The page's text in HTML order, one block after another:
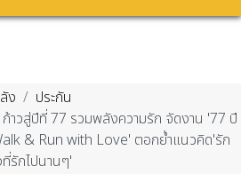
ง
ประกัน
าวสู่ปีที่ 77 รวมพลังความรัก จัดงาน '77 ปี
& Run with Love' ตอกย้ำแนวคิด'รัก
รักไปนานๆ'